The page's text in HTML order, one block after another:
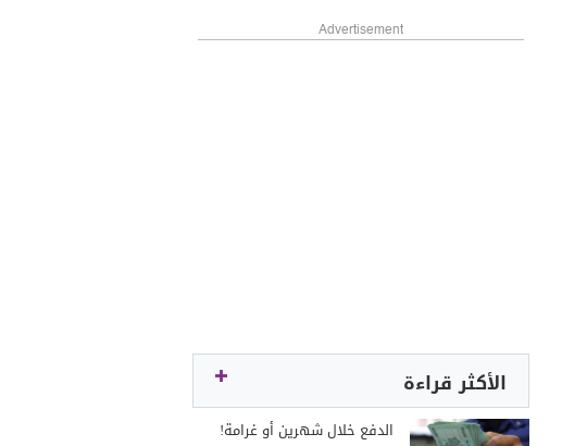
Advertisement
الأكثر قراءة
الدفع خلال شهرين أو غرامة!